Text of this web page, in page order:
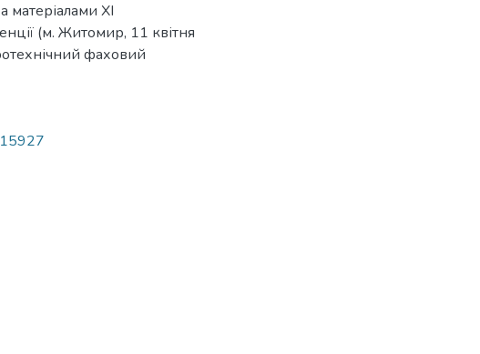
матеріалами XI
(м. Житомир, 11 квітня
фаховий